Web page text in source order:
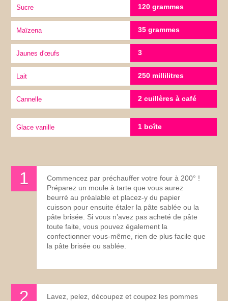
Sucre 120 grammes
maïzena 35 grammes
jaunes d'œufs 3
lait 250 millilitres
cannelle 2 cuillères à café
Glace vanille 1 boîte
Commencez par préchauffer votre four à 200° !
Préparez un moule à tarte que vous aurez
beurré au préalable et placez-y du papier
cuisson pour ensuite étaler la pâte sablée ou la
pâte brisée. Si vous n’avez pas acheté de pâte
toute faite, vous pouvez également la
confectionner vous-même, rien de plus facile que
la pâte brisée ou sablée.
Lavez, pelez, découpez et coupez les pommes